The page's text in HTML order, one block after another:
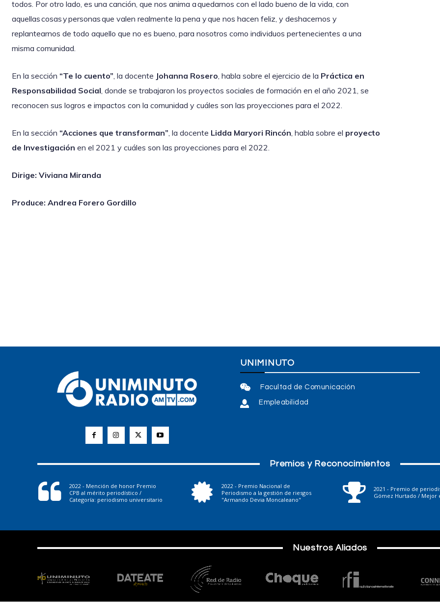
todos. Por otro lado, es una canción, que nos anima a quedarnos con el lado bueno de la vida, con
aquellas cosas y personas que valen realmente la pena y que nos hacen feliz, y deshacernos y
replantearnos de todo aquello que no es bueno, para nosotros como individuos pertenecientes a una
misma comunidad.
En la sección “Te lo cuento” , la docente Johanna Rosero , habla sobre el ejercicio de la Práctica en
Responsabilidad Social , donde se trabajaron los proyectos sociales de formación en el año 2021, se
reconocen sus logros e impactos con la comunidad y cuáles son las proyecciones para el 2022.
En la sección “Acciones que transforman” , la docente Lidda Maryori Rincón , habla sobre el proyecto
de Investigación en el 2021 y cuáles son las proyecciones para el 2022.
Dirige: Viviana Miranda
Produce: Andrea Forero Gordillo
UNIMINUTO
Facultad de Comunicación
Empleabilidad
Premios y Reconocimientos
2022 - Mención de honor Premio
CPB al mérito periodístico /
Categoría: periodismo universitario
2022 - Premio Nacional de
Periodismo a la gestión de riesgos
"Armando Devia Moncaleano"
2021 - Premio de
Gómez Hurtado / Mejor
Nuestros Aliados